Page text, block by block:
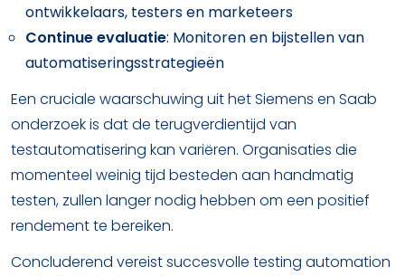
ontwikkelaars, testers en marketeers
Continue evaluatie: Monitoren en bijstellen van
automatiseringsstrategieën
Een cruciale waarschuwing uit het Siemens en Saab
onderzoek is dat de terugverdientijd van
testautomatisering kan variëren. Organisaties die
momenteel weinig tijd besteden aan handmatig
testen, zullen langer nodig hebben om een positief
rendement te bereiken.
Concluderend vereist succesvolle testing automation